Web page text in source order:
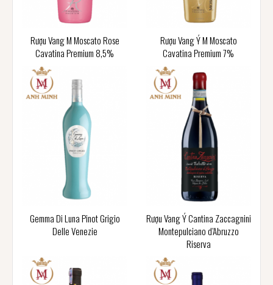
Rượu Vang M Moscato Rose
Cavatina Premium 8,5%
Rượu Vang Ý M Moscato
Cavatina Premium 7%
Gemma Di Luna Pinot Grigio
Delle Venezie
Rượu Vang Ý Cantina Zaccagnini
Montepulciano d’Abruzzo
Riserva